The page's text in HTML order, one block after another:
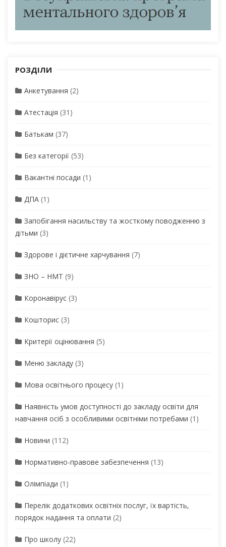
РОЗДІЛИ
Анкетування (2)
Атестація (31)
Батькам (37)
Без категорії (53)
Вакантні посади (1)
ДПА (1)
Запобігання насильству та жосткому поводженню з
дітьми (3)
Здорове і дієтичне харчування (7)
ЗНО – НМТ (9)
Коронавірус (3)
Кошторис (3)
Критерії оцінювання (5)
Меню закладу (3)
Мова освітнього процесу (1)
Наявність умов доступності до закладу освіти для
навчання осіб з особливими освітніми потребами (1)
Новини (112)
Нормативно-правове забезпечення (13)
Олімпіади (1)
Перелік додаткових освітніх послуг, їх вартість,
порядок надання та оплати (2)
Про школу (22)